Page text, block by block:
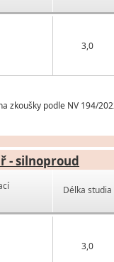
3,0
zkoušky podle NV 194/
- silnoproud
Délka studia
3,0